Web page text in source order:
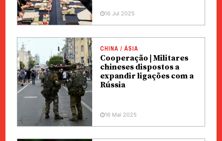
16 Jul 2025
CHINA / ÁSIA
Cooperação | Militares
chineses dispostos a
expandir ligações com a
Rússia
16 Mai 2025